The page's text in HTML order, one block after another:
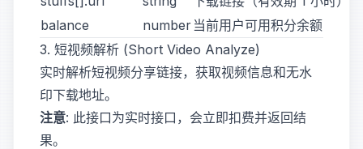
balance
number 当前用户可用积分余额
3. 短视频解析 (Short Video Analyze)
实时解析短视频分享链接，获取视频信息和无水
印下载地址。
注意: 此接口为实时接口，会立即扣费并返回结
果。